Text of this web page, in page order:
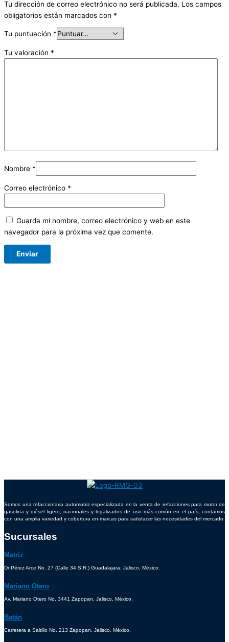
Tu dirección de correo electrónico no será publicada. Los campos
obligatorios están marcados con *
Tu puntuación *
Tu valoración *
Nombre *
Correo electrónico *
Guarda mi nombre, correo electrónico y web en este
navegador para la próxima vez que comente.
Somos una refaccionaria automotriz especializada en la venta de refacciones para motor de
gasolina y diésel ligero, nacionales y legalizados de uso más común en el país, contamos
con una amplia variedad y cobertura en marcas para satisfacer las necesidades del mercado.
Sucursales
Matríz
Dr Pérez Arce No. 27 (Calle 34 S.R.) Guadalajara, Jalisco, México.
Mariano Otero
Av. Mariano Otero No. 3441 Zapopan, Jalisco, México.
Batán
Carretera a Saltillo No. 213 Zapopan, Jalisco, México.